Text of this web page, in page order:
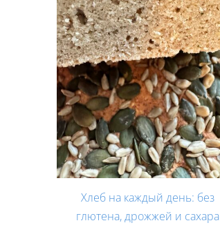
Хлеб на каждый день: без
глютена, дрожжей и сахара